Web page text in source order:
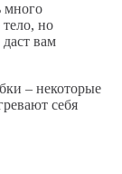
много
но
вам
– некоторые
себя